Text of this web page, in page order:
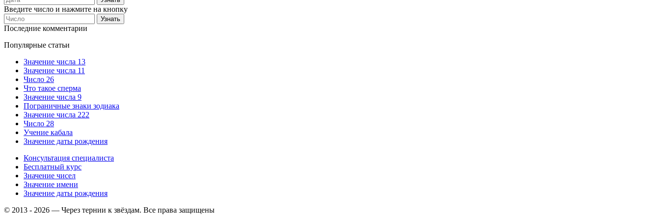
Введите число и нажмите на кнопку
Последние комментарии
Популярные статьи
Значение числа 13
Значение числа 11
Число 26
Что такое сперма
Значение числа 9
Пограничные знаки зодиака
Значение числа 222
Число 28
Учение кабала
Значение даты рождения
Консультация специалиста
Бесплатный курс
Значение чисел
Значение имени
Значение даты рождения
© 2013 - 2026 — Через тернии к звёздам. Все права защищены